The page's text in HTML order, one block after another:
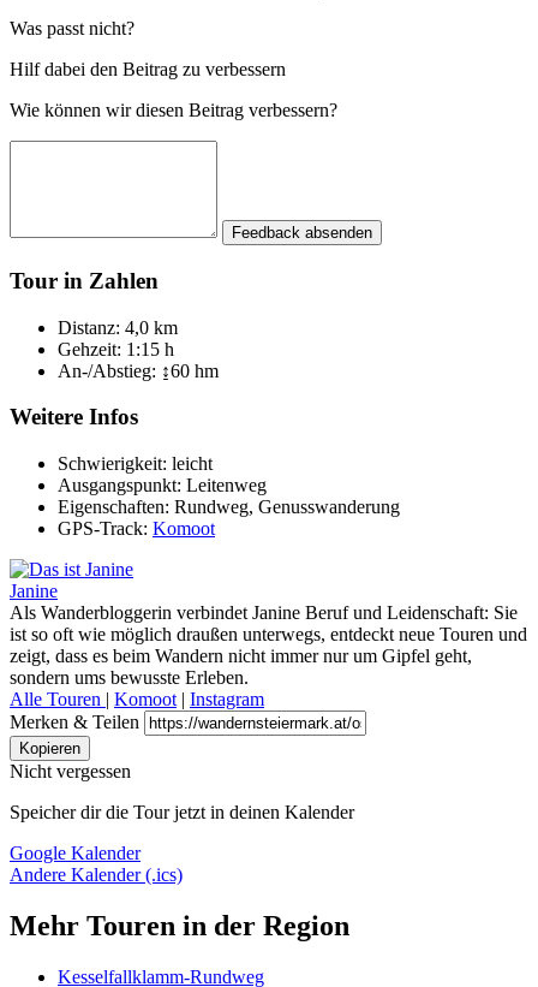
Was passt nicht?
Hilf dabei den Beitrag zu verbessern
Wie können wir diesen Beitrag verbessern?
Feedback absenden
Tour in Zahlen
Distanz: 4,0 km
Gehzeit: 1:15 h
An-/Abstieg: ↨60 hm
Weitere Infos
Schwierigkeit: leicht
Ausgangspunkt: Leitenweg
Eigenschaften: Rundweg, Genusswanderung
GPS-Track: Komoot
Janine
Als Wanderbloggerin verbindet Janine Beruf und Leidenschaft: Sie
ist so oft wie möglich draußen unterwegs, entdeckt neue Touren und
zeigt, dass es beim Wandern nicht immer nur um Gipfel geht,
sondern ums bewusste Erleben.
Alle Touren | Komoot | Instagram
Merken & Teilen
Kopieren
Nicht vergessen
Speicher dir die Tour jetzt in deinen Kalender
Google Kalender
Andere Kalender (.ics)
Mehr Touren in der Region
Kesselfallklamm-Rundweg